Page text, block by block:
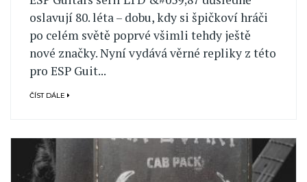
oslavují 80. léta – dobu, kdy si špičkoví hráči
po celém světě poprvé všimli tehdy ještě
nové značky. Nyní vydává věrné repliky z této
pro ESP Guit...
ČÍST DÁLE